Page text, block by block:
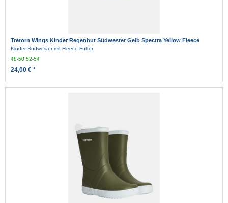
Tretorn Wings Kinder Regenhut Südwester Gelb Spectra Yellow Fleece
Kinder-Südwester mit Fleece Futter
48-5052-54
24,00 € *